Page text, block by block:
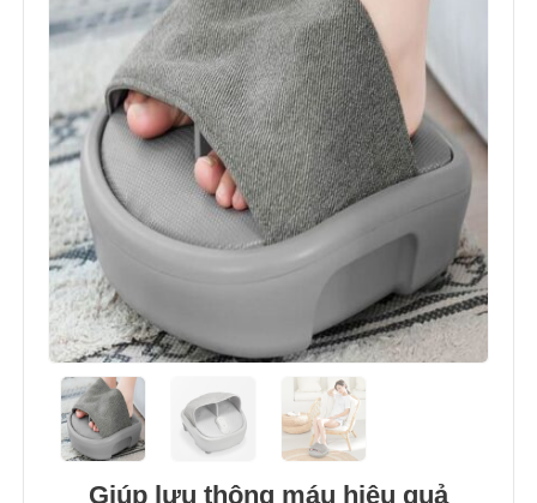
Giúp lưu thông máu hiệu quả